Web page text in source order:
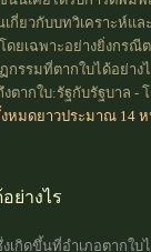
กี่ยวกับบทวิเคราะห์แ
เฉพาะอย่างยิ่งกรณีต
รรมที่ตากใบได้อย่าง
งตากใบ:รัฐกับรัฐบาล -
หมดยาวประมาณ 14 ห
ย่างไร
กิดขึ้นที่อำเภอตากใ